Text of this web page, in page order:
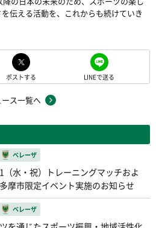
伝える活動を、これからも続けていき
ポストする LINEで送る
ス一覧へ
ベレーザ
（水・祝）トレーニングマッチおよ
摩市限定イベント実施のお知らせ
ベレーザ